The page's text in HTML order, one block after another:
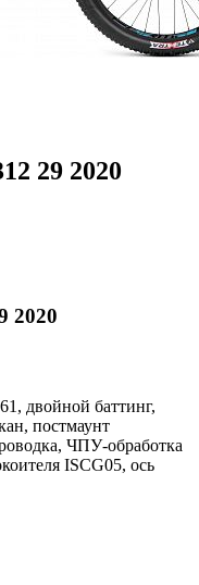
29 2020
2020
двойной баттинг,
постмаунт
ЧПУ-обработка
ISCG05, ось